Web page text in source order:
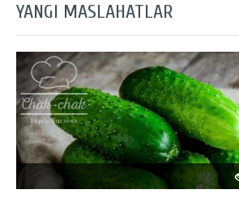
YANGI MASLAHATLAR